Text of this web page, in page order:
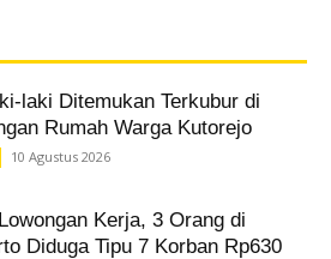
laki Ditemukan Terkubur di
Rumah Warga Kutorejo
10 Agustus 2026
Kerja, 3 Orang di
Diduga Tipu 7 Korban Rp630